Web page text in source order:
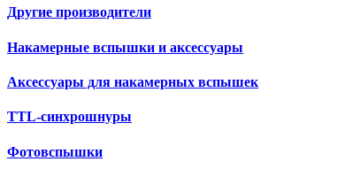
Другие производители
Накамерные вспышки и аксессуары
Аксессуары для накамерных вспышек
TTL-синхрошнуры
Фотовспышки